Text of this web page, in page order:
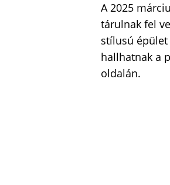
A 2025
tárulnak fel
stílusú
hallhatnak a
oldalán.